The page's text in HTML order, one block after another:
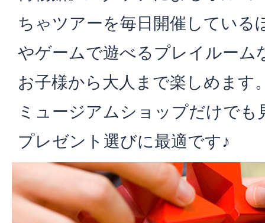
ちゃツアーを毎日開催している
やゲームで遊べるプレイルーム
お子様から大人まで楽しめます
ミュージアムショップだけでも
プレゼント選びに最適です♪